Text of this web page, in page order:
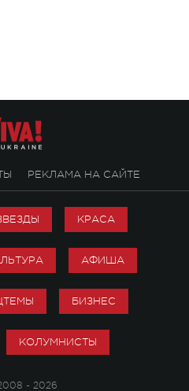
РЕКЛАМА НА САЙТЕ
КРАСА
АФИША
БИЗНЕС
КОЛУМНИСТЫ
- 2026